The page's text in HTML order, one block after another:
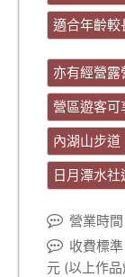
適合年齡較
亦有經營露
營區遊客可
內湖山步道
日月潭水
營業時
收費標
元 (以上作